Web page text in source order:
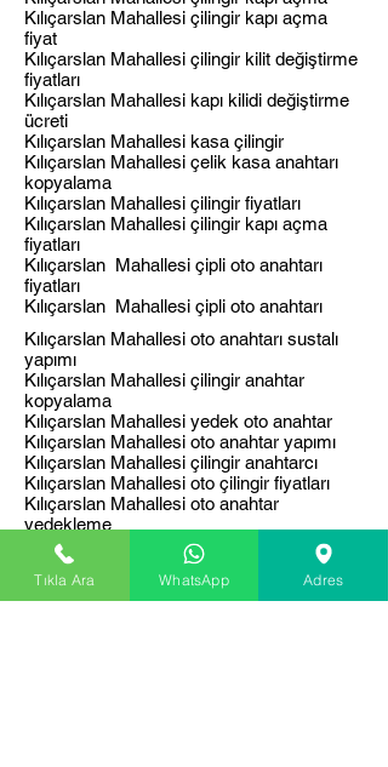
Kılıçarslan Mahallesi çilingir kapı açma
fiyat
Kılıçarslan Mahallesi çilingir kilit değiştirme
fiyatları
Kılıçarslan Mahallesi kapı kilidi değiştirme
ücreti
Kılıçarslan Mahallesi kasa çilingir
Kılıçarslan Mahallesi çelik kasa anahtarı
kopyalama
Kılıçarslan Mahallesi çilingir fiyatları
Kılıçarslan Mahallesi çilingir kapı açma
fiyatları
Kılıçarslan Mahallesi çipli oto anahtarı
fiyatları
Kılıçarslan Mahallesi çipli oto anahtarı
Kılıçarslan Mahallesi oto anahtarı sustalı
yapımı
Kılıçarslan Mahallesi çilingir anahtar
kopyalama
Kılıçarslan Mahallesi yedek oto anahtar
Kılıçarslan Mahallesi oto anahtar yapımı
Kılıçarslan Mahallesi çilingir anahtarcı
Kılıçarslan Mahallesi oto çilingir fiyatları
Kılıçarslan Mahallesi oto anahtar
yedekleme
Kılıçarslan Mahallesi oto anahtar
kopyalama
Kılıçarslan Mahallesi oto anahtar kodlama
Kılıçarslan Mahallesi oto anahtar
Tıkla Ara WhatsApp Adres